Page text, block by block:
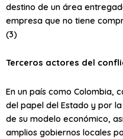
destino de un área
empresa que no tiene
(3)
Terceros actores del
En un país como Colombia,
del papel del Estado y por
de su modelo económico,
amplios gobiernos locales